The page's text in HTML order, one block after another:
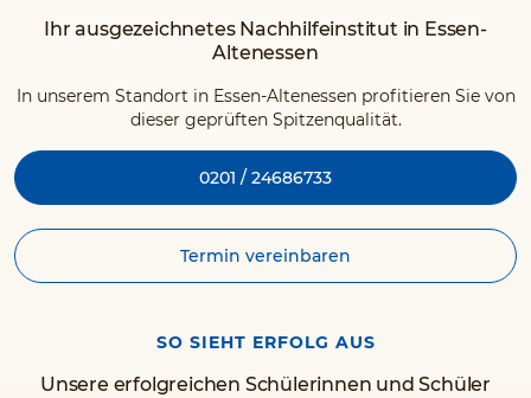
Ihr ausgezeichnetes Nachhilfeinstitut in Essen-
Altenessen
In unserem Standort in Essen-Altenessen profitieren Sie von
dieser geprüften Spitzenqualität.
0201 / 24686733
Termin vereinbaren
SO SIEHT ERFOLG AUS
Unsere erfolgreichen Schülerinnen und Schüler